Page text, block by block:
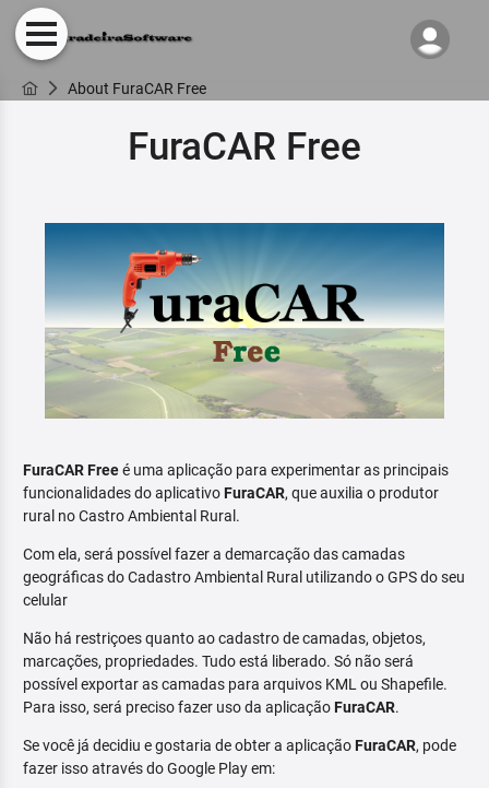
About FuraCAR Free
FuraCAR Free
FuraCAR Freeé uma aplicação para experimentar as principais
funcionalidades do aplicativoFuraCAR, que auxilia o produtor
rural no Castro Ambiental Rural.
Com ela, será possível fazer a demarcação das camadas
geográficas do Cadastro Ambiental Rural utilizando o GPS do seu
celular
Não há restriçoes quanto ao cadastro de camadas, objetos,
marcações, propriedades. Tudo está liberado. Só não será
possível exportar as camadas para arquivos KML ou Shapefile.
Para isso, será preciso fazer uso da aplicaçãoFuraCAR.
Se você já decidiu e gostaria de obter a aplicaçãoFuraCAR, pode
fazer isso através do Google Play em: